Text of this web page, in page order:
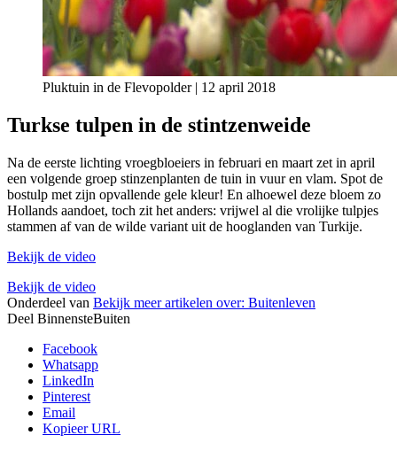
Pluktuin in de Flevopolder | 12 april 2018
Turkse tulpen in de stintzenweide
Na de eerste lichting vroegbloeiers in februari en maart zet in april
een volgende groep stinzenplanten de tuin in vuur en vlam. Spot de
bostulp met zijn opvallende gele kleur! En alhoewel deze bloem zo
Hollands aandoet, toch zit het anders: vrijwel al die vrolijke tulpjes
stammen af van de wilde variant uit de hooglanden van Turkije.
Bekijk de video
Bekijk de video
Onderdeel van Bekijk meer artikelen over: Buitenleven
Deel BinnensteBuiten
Facebook
Whatsapp
LinkedIn
Pinterest
Email
Kopieer URL